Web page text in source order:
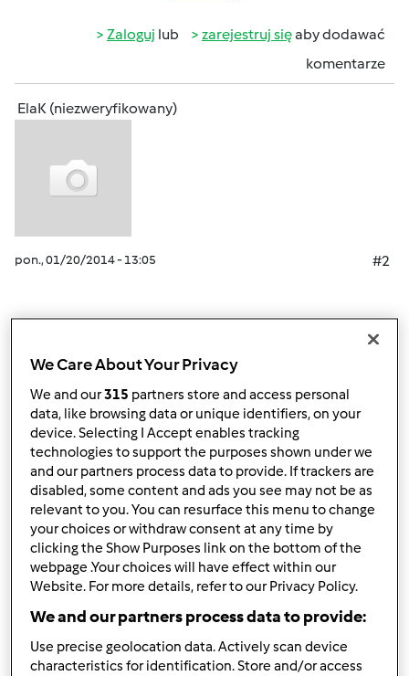
Zaloguj lub zarejestruj sięaby dodawać
komentarze
ElaK (niezweryfikowany)
pon., 01/20/2014 - 13:05 #2
Zaloguj zarejestruj się
aby dodawać
komentarze
ElaK (niezweryfikowany)
pon., 01/20/2014 - 13:07
We Care About Your Privacy
We and our315 partners store and access personal
data, like browsing data or unique identifiers, on your
device. Selecting I Accept enables tracking
technologies to support the purposes shown under we
and our partners process data to provide. If trackers are
disabled, some content and ads you see may not be as
relevant to you. You can resurface this menu to change
your choices or withdraw consent at any time by
clicking the Show Purposes link on the bottom of the
webpage .Your choices will have effect within our
Website. For more details, refer to our Privacy Policy.
We and our partners process data to provide:
Use precise geolocation data. Actively scan device
characteristics for identification. Store and/or access